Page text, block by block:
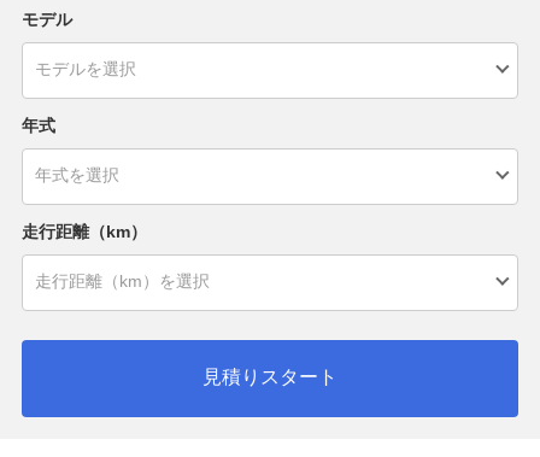
モデル
年式
走行距離（km）
見積りスタート